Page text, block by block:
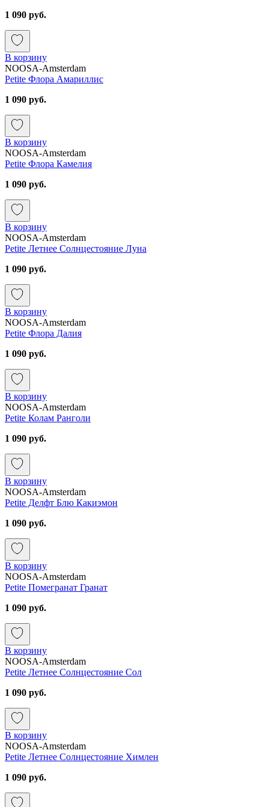
1 090 руб.
В корзину
NOOSA-Amsterdam
Petite Флора Амариллис
1 090 руб.
В корзину
NOOSA-Amsterdam
Petite Флора Камелия
1 090 руб.
В корзину
NOOSA-Amsterdam
Petite Летнее Солнцестояние Луна
1 090 руб.
В корзину
NOOSA-Amsterdam
Petite Флора Далия
1 090 руб.
В корзину
NOOSA-Amsterdam
Petite Колам Ранголи
1 090 руб.
В корзину
NOOSA-Amsterdam
Petite Делфт Блю Какиэмон
1 090 руб.
В корзину
NOOSA-Amsterdam
Petite Помегранат Гранат
1 090 руб.
В корзину
NOOSA-Amsterdam
Petite Летнее Солнцестояние Сол
1 090 руб.
В корзину
NOOSA-Amsterdam
Petite Летнее Солнцестояние Химлен
1 090 руб.